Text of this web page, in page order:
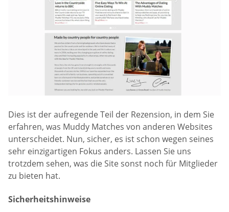
Dies ist der aufregende Teil der Rezension, in dem Sie
erfahren, was Muddy Matches von anderen Websites
unterscheidet. Nun, sicher, es ist schon wegen seines
sehr einzigartigen Fokus anders. Lassen Sie uns
trotzdem sehen, was die Site sonst noch für Mitglieder
zu bieten hat.
Sicherheitshinweise